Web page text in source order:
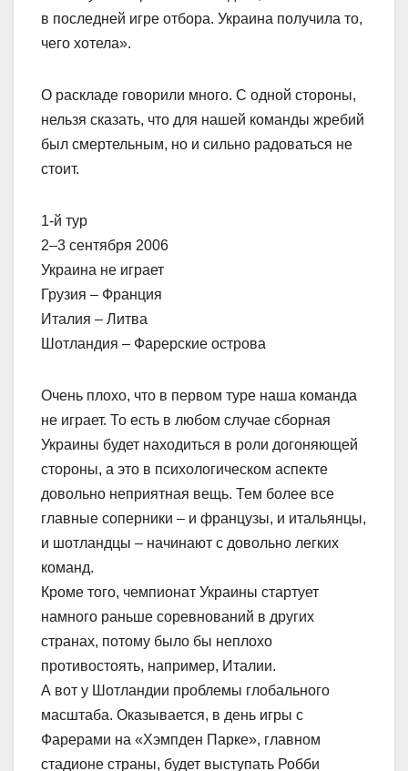
в последней игре отбора. Украина получила то,
чего хотела».
О раскладе говорили много. С одной стороны,
нельзя сказать, что для нашей команды жребий
был смертельным, но и сильно радоваться не
стоит.
1-й тур
2–3 сентября 2006
Украина не играет
Грузия – Франция
Италия – Литва
Шотландия – Фарерские острова
Очень плохо, что в первом туре наша команда
не играет. То есть в любом случае сборная
Украины будет находиться в роли догоняющей
стороны, а это в психологическом аспекте
довольно неприятная вещь. Тем более все
главные соперники – и французы, и итальянцы,
и шотландцы – начинают с довольно легких
команд.
Кроме того, чемпионат Украины стартует
намного раньше соревнований в других
странах, потому было бы неплохо
противостоять, например, Италии.
А вот у Шотландии проблемы глобального
масштаба. Оказывается, в день игры с
Фарерами на «Хэмпден Парке», главном
стадионе страны, будет выступать Робби